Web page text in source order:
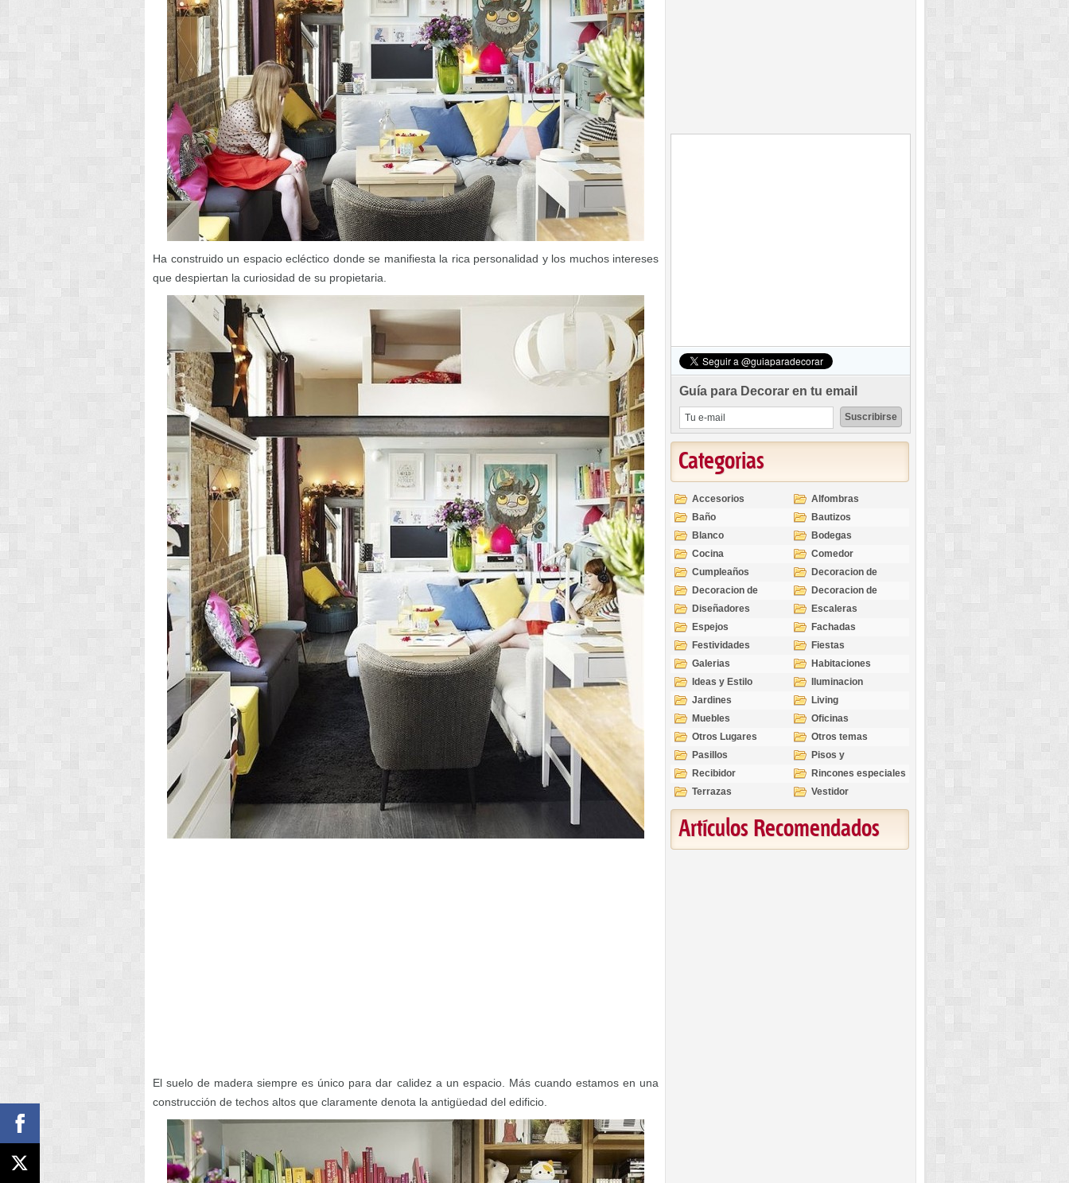
Ha construido un espacio ecléctico donde se manifiesta la rica personalidad y los muchos intereses
que despiertan la curiosidad de su propietaria.
El suelo de madera siempre es único para dar calidez a un espacio. Más cuando estamos en una
construcción de techos altos que claramente denota la antigüedad del edificio.
Guía para Decorar en tu email
Categorias
Accesorios
Alfombras
Baño
Bautizos
Blanco
Bodegas
Cocina
Comedor
Cumpleaños
Decoracion de
Exteriores
Decoracion de
Interiores
Decoracion de
Ocasiones
Diseñadores
Escaleras
Espejos
Fachadas
Festividades
Fiestas
Galerias
Habitaciones
Ideas y Estilo
Iluminacion
Jardines
Living
Muebles
Oficinas
Otros Lugares
Otros temas
Pasillos
Pisos y
revestimientos
Recibidor
Rincones especiales
Terrazas
Vestidor
Artículos Recomendados